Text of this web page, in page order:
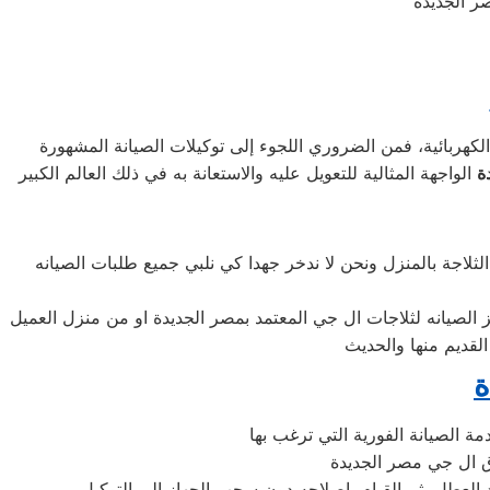
فمن الضروري اللجوء إلى توكيلات الصيانة المشهورة
بالمنزل ونحن لا ندخر جهدا كي نلبي جميع طلبات الصيانه